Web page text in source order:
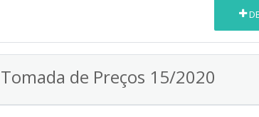
Tomada de Preços 15/2020